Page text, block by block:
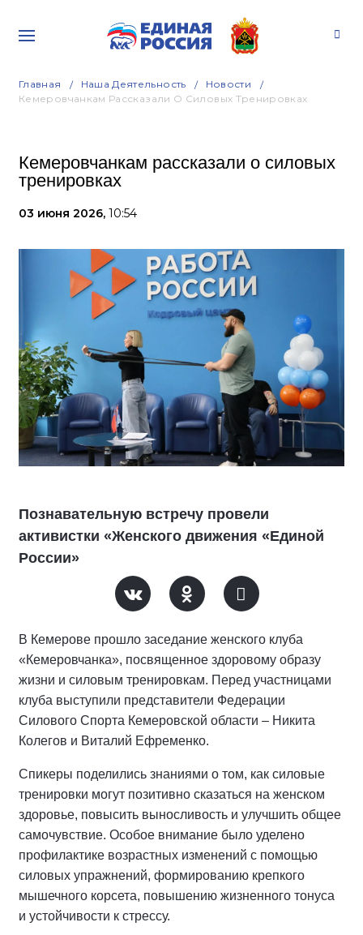
Главная Наша Деятельность
Новости
Кемеровчанкам Рассказали О Силовых Тренировках
Кемеровчанкам рассказали о силовых
тренировках
03 июня 2026, 10:54
Познавательную встречу провели
активистки «Женского движения «Единой
России»
В Кемерове прошло заседание женского клуба
«Кемеровчанка», посвященное здоровому образу
жизни и силовым тренировкам. Перед участницами
клуба выступили представители Федерации
Силового Спорта Кемеровской области – Никита
Колегов и Виталий Ефременко.
Спикеры поделились знаниями о том, как силовые
тренировки могут позитивно сказаться на женском
здоровье, повысить выносливость и улучшить общее
самочувствие. Особое внимание было уделено
профилактике возрастных изменений с помощью
силовых упражнений, формированию крепкого
мышечного корсета, повышению жизненного тонуса
и устойчивости к стрессу.